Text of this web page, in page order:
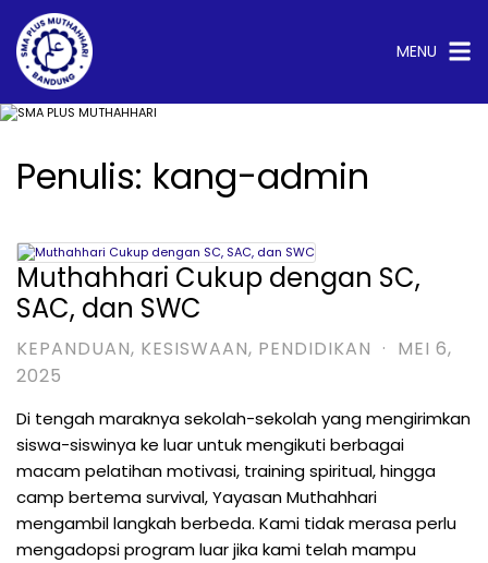
konten
MENU
test
Penulis: kang-admin
Muthahhari Cukup dengan SC,
SAC, dan SWC
KEPANDUAN, KESISWAAN, PENDIDIKAN · MEI 6,
2025
Di tengah maraknya sekolah-sekolah yang mengirimkan
siswa-siswinya ke luar untuk mengikuti berbagai
macam pelatihan motivasi, training spiritual, hingga
camp bertema survival, Yayasan Muthahhari
mengambil langkah berbeda. Kami tidak merasa perlu
mengadopsi program luar jika kami telah mampu